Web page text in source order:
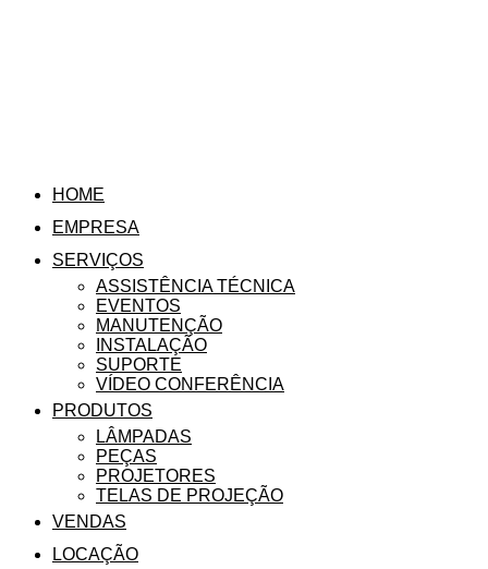
HOME
EMPRESA
SERVIÇOS
ASSISTÊNCIA TÉCNICA
EVENTOS
MANUTENÇÃO
INSTALAÇÃO
SUPORTE
VÍDEO CONFERÊNCIA
PRODUTOS
LÂMPADAS
PEÇAS
PROJETORES
TELAS DE PROJEÇÃO
VENDAS
LOCAÇÃO